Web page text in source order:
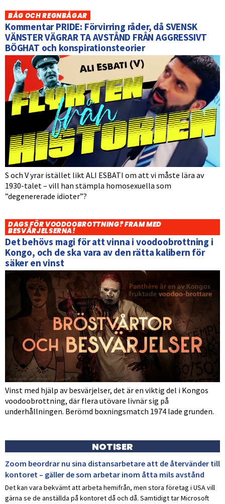
BÅG OCH REGNBÅGAR
Kommentar PRIDE: Förvirring råder, då SVENSK
VÄNSTER VÄGRAR TA AVSTÅND FRÅN AGGRESSIVT
BÖGHAT och konspirationsteorier
S och V yrar istället likt ALI ESBATI om att vi måste lära av
1930-talet – vill han stämpla homosexuella som
”degenererade idioter”?
DAGS FÖR VOODOOBROTTNING? FRAM MED
BESVÄRJELSERNA!
Det behövs magi för att vinna i voodoobrottning i
Kongo, och de ska vara av den rätta kalibern för
säker en vinst
Vinst med hjälp av besvärjelser, det är en viktig del i Kongos
voodoobrottning, där flera utövare livnär sig på
underhållningen. Berömd boxningsmatch 1974 lade grunden.
NOTISER
Zoom beordrar nu sina distansarbetare att de återvänder till
kontoret – gäller de som arbetar inom åtta mils avstånd
Det kan vara bekvämt att arbeta hemifrån, men stora företag i USA vill
gärna se de anställda på kontoret då och då. Samtidigt tar Microsoft